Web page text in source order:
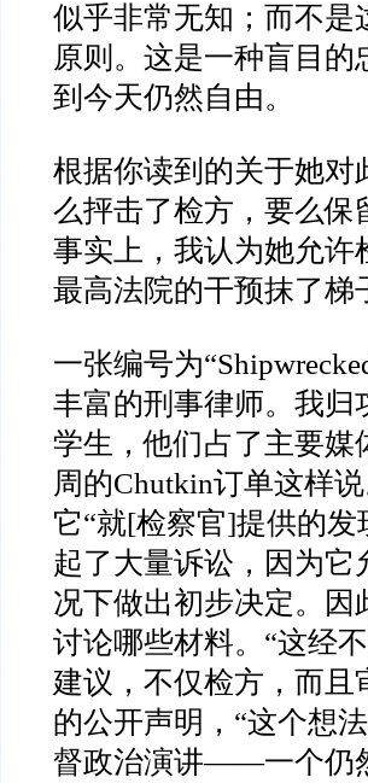
似乎非常无知；而不是
原则。这是一种盲目
到今天仍然自由。
根据你读到的关于她对
么抨击了检方，要么保
事实上，我认为她允许
最高法院的干预抹了梯
一张编号为
丰富的刑事律师。我归
学生，他们占了主要媒
周的Chutkin订单这样说
它“就[检察官]提供的发
起了大量诉讼，因为它
况下做出初步决定。
讨论哪些材料。 “这经
建议，不仅检方，而
的公开声明， “这个想
督政治演讲——一个仍